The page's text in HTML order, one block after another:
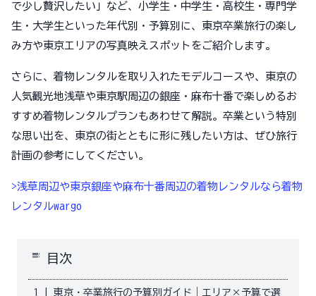
で少し贅沢したい」など、小学生・中学生・高校生・専門学
生・大学生といった年代別・予算別に、東京卒業旅行の楽し
み方や東京エリアの写真映えスポットをご紹介します。
さらに、着物レンタルを取り入れたモデルコースや、東京の
人気観光地浅草や東京駅周辺の銀座・麻布十番で楽しめるお
すすめ着物レンタルプランもあわせて解説。卒業という特別
な思い出を、東京の街とともに形に残したい方は、ぜひ旅行
計画の参考にしてください。
>浅草周辺や東京銀座や麻布十番周辺の着物レンタルなら着物
レンタルwargo
toc 目次
1
東京・卒業旅行の予算別ガイド｜エリア×予算で選